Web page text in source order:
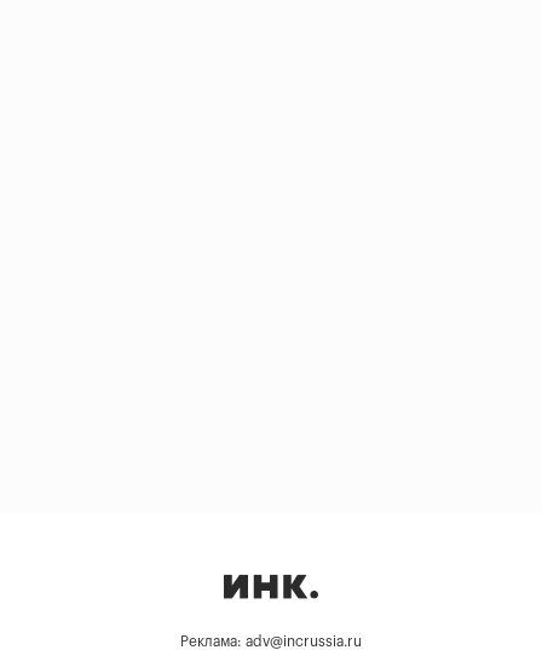
Реклама: adv@incrussia.ru